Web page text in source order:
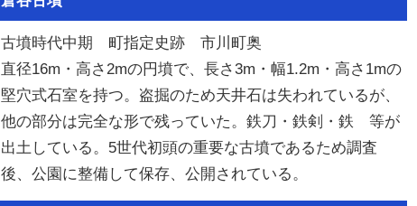
古墳時代中期 町指定史跡 市川町奥
直径16m・高さ2mの円墳で、長さ3m・幅1.2m・高さ1mの
堅穴式石室を持つ。盗掘のため天井石は失われているが、
他の部分は完全な形で残っていた。鉄刀・鉄剣・鉄 等が
出土している。5世代初頭の重要な古墳であるため調査
後、公園に整備して保存、公開されている。